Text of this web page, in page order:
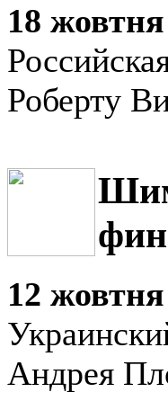
18
Роберту
12
Андрея